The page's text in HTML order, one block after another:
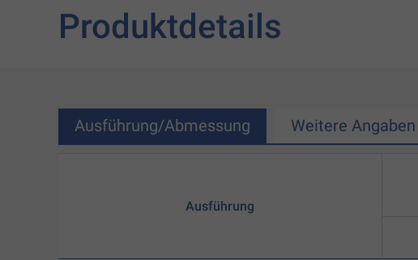
Produktdetails
Ausführung/Abmessung Weitere Angaben
Ausführung